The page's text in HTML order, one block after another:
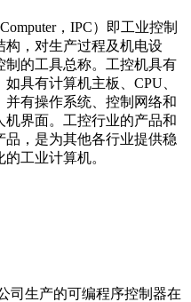
，IPC）即工业控制
构，对生产过程及机电设
的工具总称。工控机具有
具有计算机主板、CPU、
有操作系统、控制网络和
界面。工控行业的产品和
，是为其他各行业提供稳
工业计算机。
司生产的可编程序控制器在